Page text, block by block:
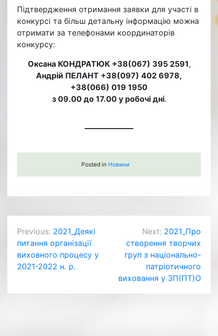
Підтвердження отримання заявки для участі в
конкурсі та більш детальну інформацію можна
отримати за телефонами координаторів
конкурсу:
Оксана КОНДРАТЮК +38(067) 395 2591,
Андрій ПЕЛАНТ +38(097) 402 6978,
+38(066) 019 1950
з 09.00 до 17.00 у робочі дні.
Posted in Новини
Навігація
записів
Previous: 2021_Деякі
питання організації
виховного процесу у
2021-2022 н. р.
Next: 2021_Про
створення творчих
груп з національно-
патріотичного
виховання у ЗП(ПТ)О